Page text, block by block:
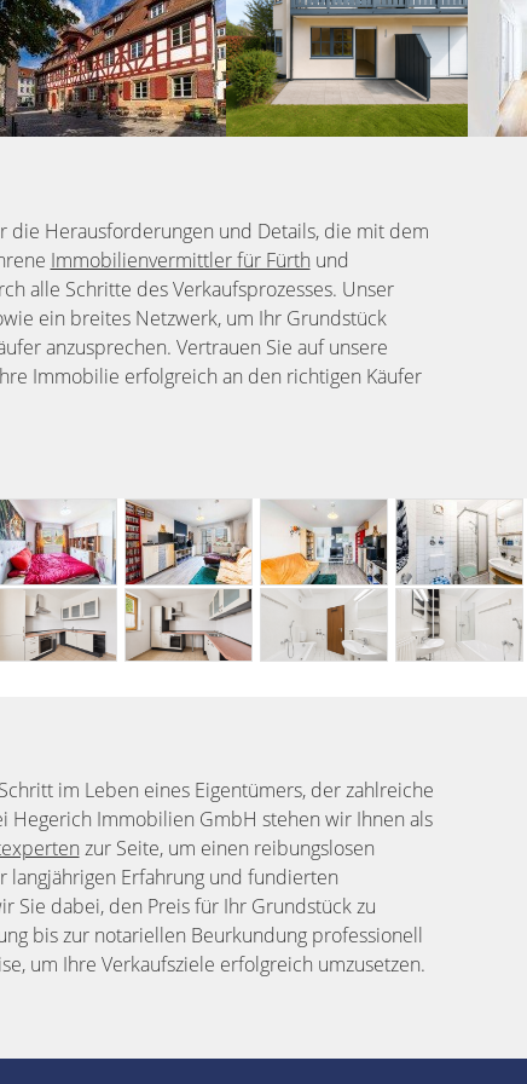
Herausforderungen und Details, die mit dem
Immobilienvermittler für Fürth und
alle Schritte des Verkaufsprozesses. Unser
ein breites Netzwerk, um Ihr Grundstück
anzusprechen. Vertrauen Sie auf unsere
Immobilie erfolgreich an den richtigen Käufer
im Leben eines Eigentümers, der zahlreiche
Hegerich Immobilien GmbH stehen wir Ihnen als
zur Seite, um einen reibungslosen
langjährigen Erfahrung und fundierten
Sie dabei, den Preis für Ihr Grundstück zu
bis zur notariellen Beurkundung professionell
um Ihre Verkaufsziele erfolgreich umzusetzen.